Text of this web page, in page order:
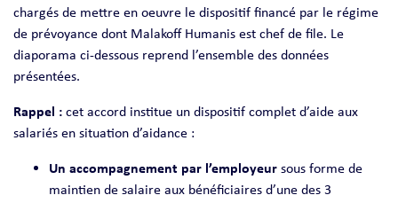
chargés de mettre en oeuvre le dispositif financé par le régime
de prévoyance dont Malakoff Humanis est chef de file. Le
diaporama ci-dessous reprend l’ensemble des données
présentées.
Rappel : cet accord institue un dispositif complet d’aide aux
salariés en situation d’aidance :
Un accompagnement par l’employeur sous forme de
maintien de salaire aux bénéficiaires d’une des 3